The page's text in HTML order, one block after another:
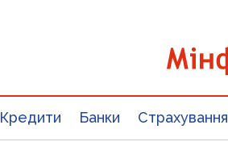
Кредити Банки Страхування